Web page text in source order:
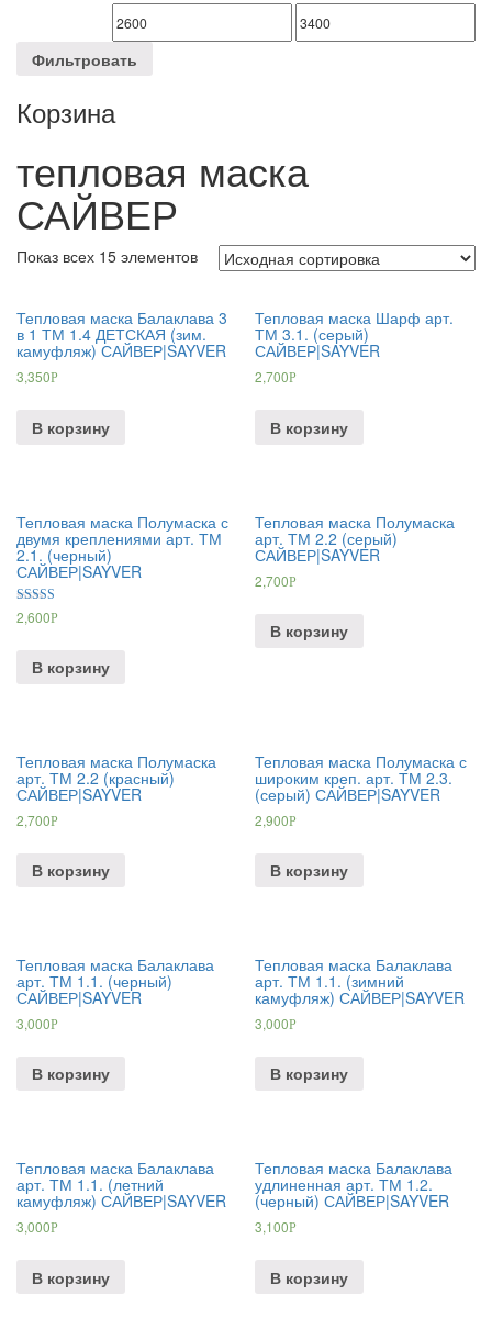
Фильтровать
Корзина
тепловая маска
САЙВЕР
Показ всех 15 элементов
Тепловая маска Балаклава 3
в 1 ТМ 1.4 ДЕТСКАЯ (зим.
камуфляж) САЙВЕР|SAYVER
3,350Р
В корзину
Тепловая маска Шарф арт.
ТМ 3.1. (серый)
САЙВЕР|SAYVER
2,700Р
В корзину
Тепловая маска Полумаска с
двумя креплениями арт. ТМ
2.1. (черный)
САЙВЕР|SAYVER
Оценка
4.00
2,600Р
В корзину
Тепловая маска Полумаска
арт. ТМ 2.2 (серый)
САЙВЕР|SAYVER
2,700Р
В корзину
Тепловая маска Полумаска
арт. ТМ 2.2 (красный)
САЙВЕР|SAYVER
2,700Р
В корзину
Тепловая маска Полумаска с
широким креп. арт. ТМ 2.3.
(серый) САЙВЕР|SAYVER
2,900Р
В корзину
Тепловая маска Балаклава
арт. ТМ 1.1. (черный)
САЙВЕР|SAYVER
3,000Р
В корзину
Тепловая маска Балаклава
арт. ТМ 1.1. (зимний
камуфляж) САЙВЕР|SAYVER
3,000Р
В корзину
Тепловая маска Балаклава
арт. ТМ 1.1. (летний
камуфляж) САЙВЕР|SAYVER
3,000Р
В корзину
Тепловая маска Балаклава
удлиненная арт. ТМ 1.2.
(черный) САЙВЕР|SAYVER
3,100Р
В корзину